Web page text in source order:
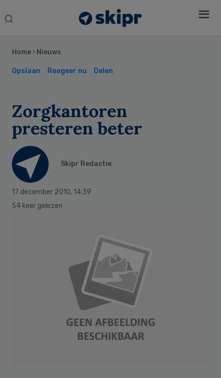
Search
Home › Nieuws
Opslaan Reageer nu Delen
Zorgkantoren
presteren beter
Skipr Redactie
17 december 2010, 14:39
54 keer gelezen
Sidebar